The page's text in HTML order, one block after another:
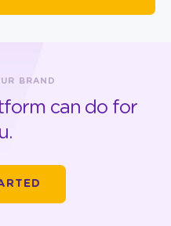
BRAND
can do for